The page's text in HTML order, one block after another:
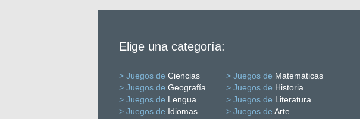
Elige una categoría:
> Juegos de Ciencias > Juegos de Matemáticas
> Juegos de Geografía > Juegos de Historia
> Juegos de Lengua > Juegos de Literatura
> Juegos de Idiomas > Juegos de Arte